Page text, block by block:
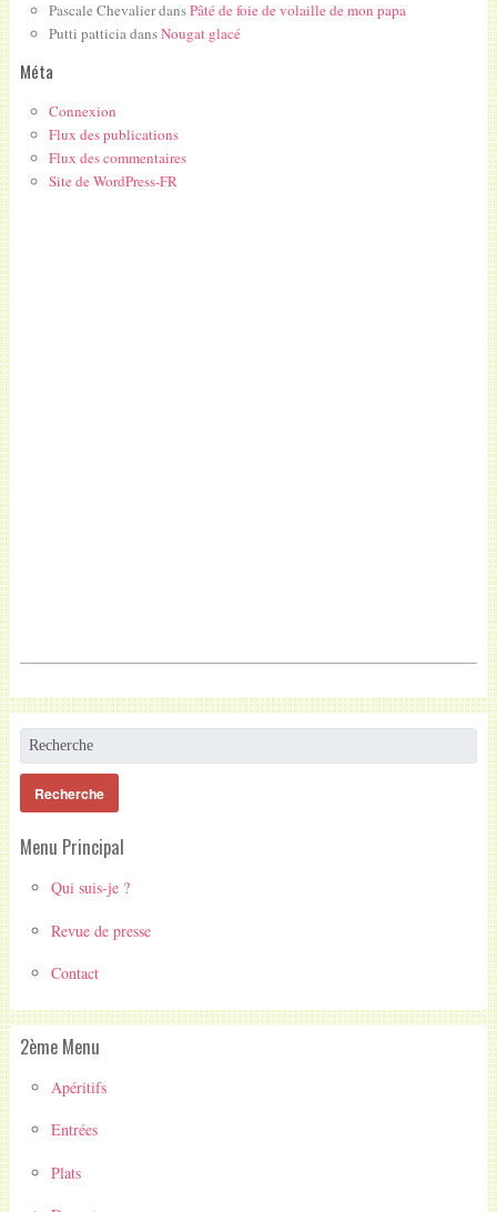
Pascale ChevalierdansPâté de foie de volaille de mon papa
Putti patticiadansNougat glacé
Méta
Connexion
Flux des publications
Flux des commentaires
Site de WordPress-FR
Menu Principal
Qui suis-je ?
Revue de presse
Contact
2ème Menu
Apéritifs
Entrées
Plats